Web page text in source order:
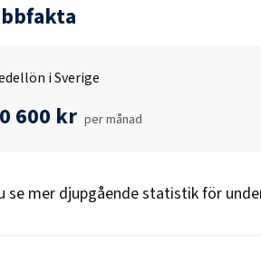
i Sverige
600 kr per månad
se mer djupgående statistik för